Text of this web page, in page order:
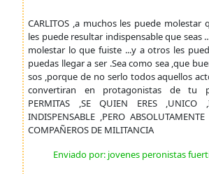
CARLITOS ,a muchos les puede molestar
les puede resultar indispensable que seas
molestar lo que fuiste ...y a otros les
puedas llegar a ser .Sea como sea ,que
sos ,porque de no serlo todos aquellos
convertiran en protagonistas de tu
PERMITAS ,SE QUIEN ERES ,UNICO
INDISPENSABLE ,PERO ABSOLUTAMENTE
COMPAÑEROS DE MILITANCIA
Enviado por: jovenes peronistas